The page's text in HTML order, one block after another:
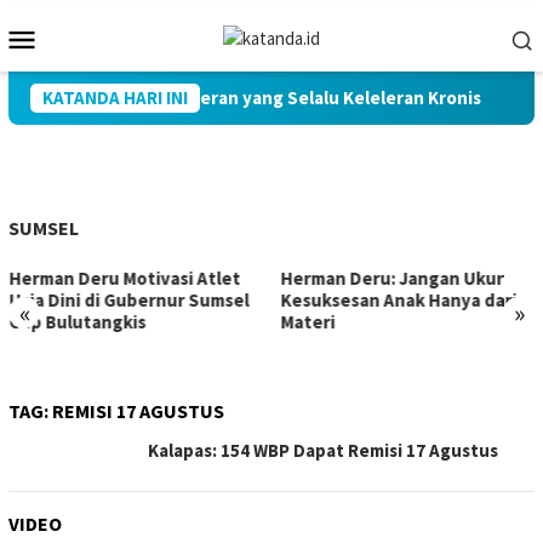
ke
kontenMobile
KATANDA HARI INI
Kenceran yang Selalu Keleleran Kronis DPRD
SUMSEL
« »
Herman Deru Motivasi Atlet
Usia Dini di Gubernur Sumsel
Cup Bulutangkis
Herman Deru: Jangan Ukur
Kesuksesan Anak Hanya dari
Materi
TAG: REMISI 17 AGUSTUS
Kalapas: 154 WBP Dapat Remisi 17 Agustus
VIDEO